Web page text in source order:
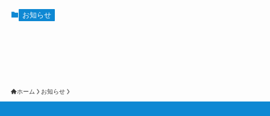
お知らせ
ホーム お知らせ